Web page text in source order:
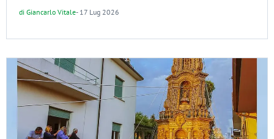
di Giancarlo Vitale- 17 Lug 2026